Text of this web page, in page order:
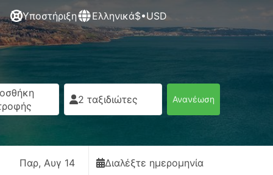
Υποστήριξη Ελληνικά$•USD
2 ταξιδιώτες Ανανέωση
Παρ, Αυγ 14 Διαλέξτε ημερομηνία